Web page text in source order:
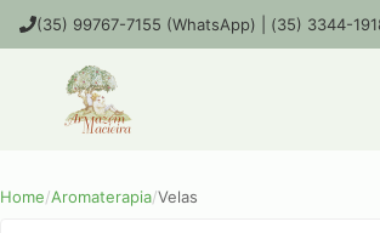
(35) 99767-7155 (WhatsApp) | (35) 3344-
Home/Aromaterapia/Velas